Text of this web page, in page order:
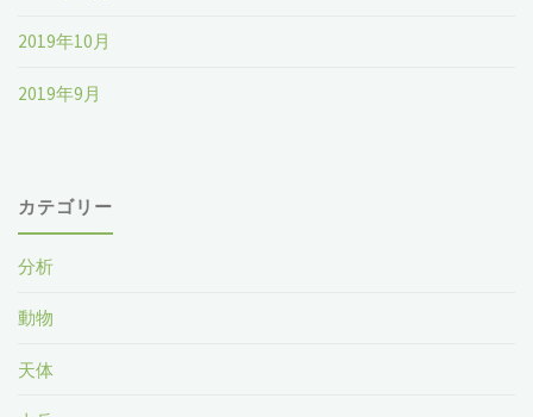
2019年10月
2019年9月
カテゴリー
分析
動物
天体